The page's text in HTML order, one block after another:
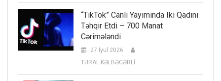
“TikTok” Canlı Yayımında Iki Qadını
Təhqir Etdi – 700 Manat
Cərimələndi
27 İyul 2026
TURAL KƏLBƏCƏRLİ